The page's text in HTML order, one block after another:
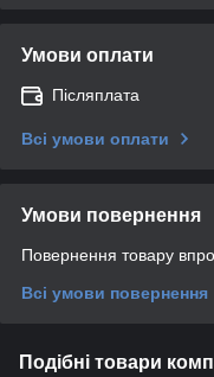
Умови оплати
Післяплата
Всі умови оплати
Умови повернення
Повернення товару
Всі умови повернення
Подібні товари